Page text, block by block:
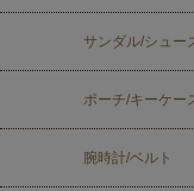
サンダル/シュー
ポーチ/キーケー
腕時計/ベルト